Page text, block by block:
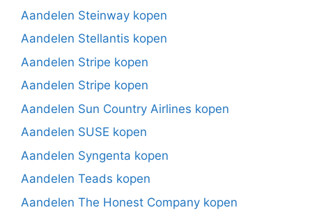
Aandelen Steinway kopen
Aandelen Stellantis kopen
Aandelen Stripe kopen
Aandelen Stripe kopen
Aandelen Sun Country Airlines kopen
Aandelen SUSE kopen
Aandelen Syngenta kopen
Aandelen Teads kopen
Aandelen The Honest Company kopen